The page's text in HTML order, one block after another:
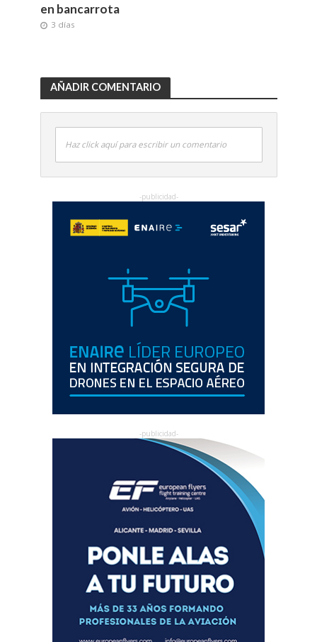
en bancarrota
3 días
AÑADIR COMENTARIO
Haz click aquí para escribir un comentario